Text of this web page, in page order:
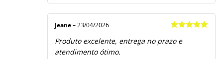
de 5
Jeane – 23/04/2026
Produto excelente, entrega no prazo e
atendimento ótimo.